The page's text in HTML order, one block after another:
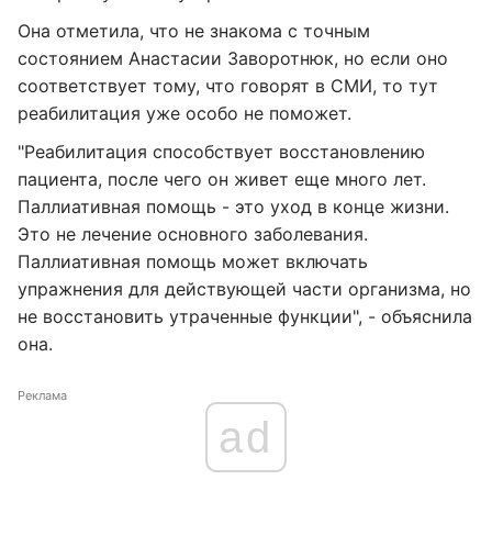
Она отметила, что не знакома с точным
состоянием Анастасии Заворотнюк, но если оно
соответствует тому, что говорят в СМИ, то тут
реабилитация уже особо не поможет.
"Реабилитация способствует восстановлению
пациента, после чего он живет еще много лет.
Паллиативная помощь - это уход в конце жизни.
Это не лечение основного заболевания.
Паллиативная помощь может включать
упражнения для действующей части организма, но
не восстановить утраченные функции", - объяснила
она.
Реклама
ad